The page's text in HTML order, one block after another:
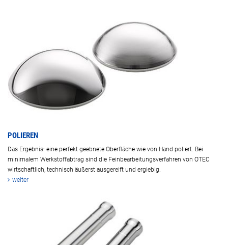
POLIEREN
Das Ergebnis: eine perfekt geebnete Oberfläche wie von Hand poliert. Bei
minimalem Werkstoffabtrag sind die Feinbearbeitungsverfahren von OTEC
wirtschaftlich, technisch äußerst ausgereift und ergiebig.
weiter